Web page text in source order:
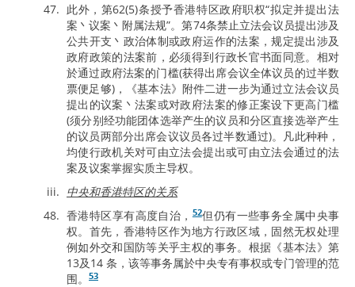
此外，第62(5)条授予香港特区政府职权“拟定并提出法
案丶议案丶附属法规”。第74条禁止立法会议员提出涉及
公共开支丶政治体制或政府运作的法案，规定提出涉及
政府政策的法案前，必须得到行政长官书面同意。相对
於通过政府法案的门槛(获得出席会议全体议员的过半数
票便足够)，《基本法》附件二进一步为通过立法会议员
提出的议案丶法案或对政府法案的修正案设下更高门槛
(须分别经功能团体选举产生的议员和分区直接选举产生
的议员两部分出席会议议员各过半数通过)。凡此种种，
均使行政机关对可由立法会提出或可由立法会通过的法
案及议案掌握实质主导权。
中央和香港特区的关系
香港特区享有高度自治，52但仍有一些事务全属中央事
权。首先，香港特区作为地方行政区域，固然无权处理
例如外交和国防等关乎主权的事务。根据《基本法》第
13及14 条，该等事务属於中央专有事权或专门管理的范
围。
53